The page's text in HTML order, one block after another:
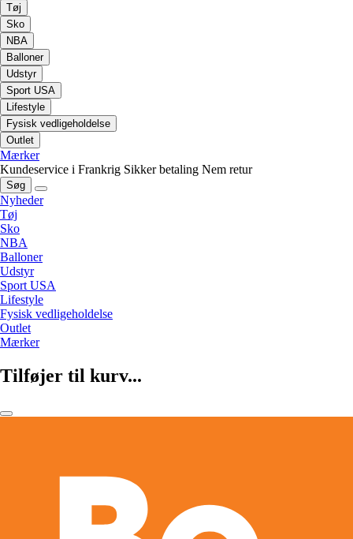
Tøj
Sko
NBA
Balloner
Udstyr
Sport USA
Lifestyle
Fysisk vedligeholdelse
Outlet
Mærker
Kundeservice i Frankrig Sikker betaling Nem retur
Søg
Nyheder
Tøj
Sko
NBA
Balloner
Udstyr
Sport USA
Lifestyle
Fysisk vedligeholdelse
Outlet
Mærker
Tilføjer til kurv...